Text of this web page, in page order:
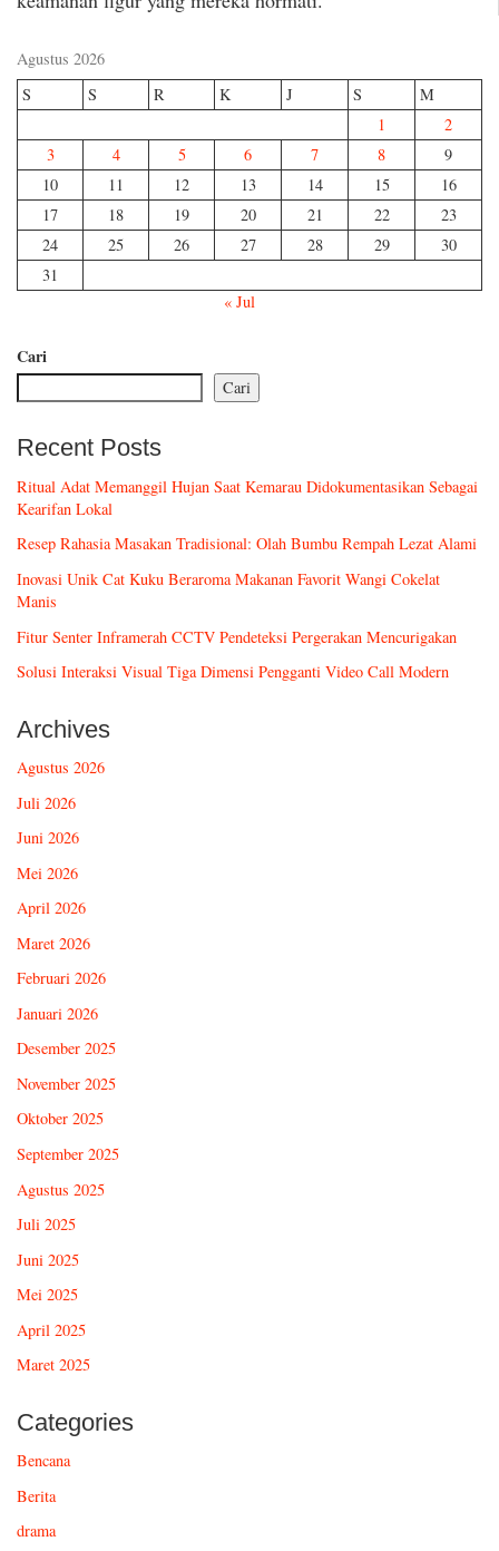
Agustus 2026
S
S R K J S
M
1
2
3
4 5 6 7 8
9
10
11 12 13 14 15
16
17
18 19 20 21 22
23
24
25 26 27 28 29
30
31
« Jul
Cari
Cari
Recent Posts
Ritual Adat Memanggil Hujan Saat Kemarau Didokumentasikan Sebagai
Kearifan Lokal
Resep Rahasia Masakan Tradisional: Olah Bumbu Rempah Lezat Alami
Inovasi Unik Cat Kuku Beraroma Makanan Favorit Wangi Cokelat
Manis
Fitur Senter Inframerah CCTV Pendeteksi Pergerakan Mencurigakan
Solusi Interaksi Visual Tiga Dimensi Pengganti Video Call Modern
Archives
Agustus 2026
Juli 2026
Juni 2026
Mei 2026
April 2026
Maret 2026
Februari 2026
Januari 2026
Desember 2025
November 2025
Oktober 2025
September 2025
Agustus 2025
Juli 2025
Juni 2025
Mei 2025
April 2025
Maret 2025
Categories
Bencana
Berita
drama